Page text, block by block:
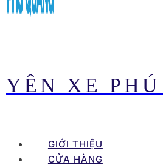
YÊN XE
GIỚI THIỆU
CỬA HÀNG